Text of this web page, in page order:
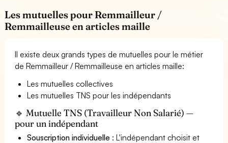
Les mutuelles pour Remmailleur /
Remmailleuse en articles maille
Il existe deux grands types de mutuelles pour le métier
de Remmailleur / Remmailleuse en articles maille:
Les mutuelles collectives
Les mutuelles TNS pour les indépendants
🔹 Mutuelle TNS (Travailleur Non Salarié) —
pour un indépendant
Souscription individuelle : L'indépendant choisit et